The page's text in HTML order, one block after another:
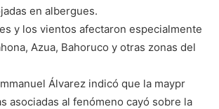
en albergues.
y los vientos afectaron especialmente
Azua, Bahoruco y otras zonas del
Álvarez indicó que la maypr
asociadas al fenómeno cayó sobre la